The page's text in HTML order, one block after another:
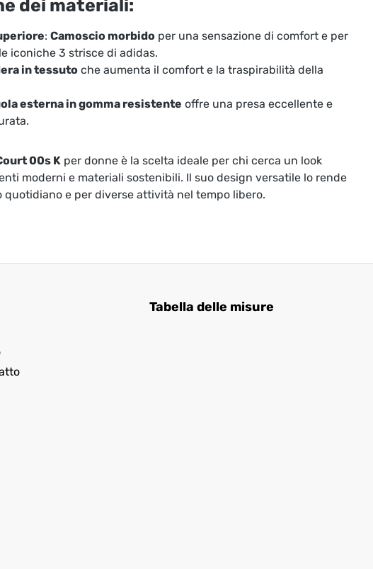
dei materiali:
: Camoscio morbido per una sensazione di comfort e per
iconiche 3 strisce di adidas.
in tessuto che aumenta il comfort e la traspirabilità della
esterna in gomma resistente offre una presa eccellente e
00s K per donne è la scelta ideale per chi cerca un look
moderni e materiali sostenibili. Il suo design versatile lo rende
quotidiano e per diverse attività nel tempo libero.
Tabella delle misure